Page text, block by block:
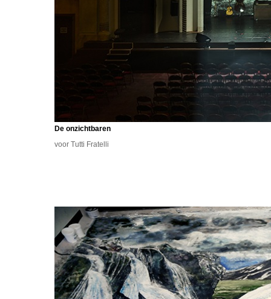
De onzichtbaren
voor Tutti Fratelli